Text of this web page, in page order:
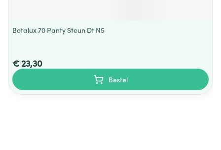
Botalux 70 Panty Steun Dt N5
€ 23,30
Bestel